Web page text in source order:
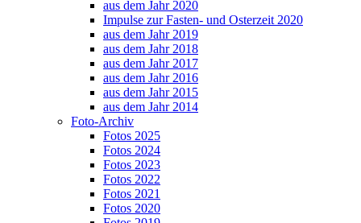
aus dem Jahr 2020
Impulse zur Fasten- und Osterzeit 2020
aus dem Jahr 2019
aus dem Jahr 2018
aus dem Jahr 2017
aus dem Jahr 2016
aus dem Jahr 2015
aus dem Jahr 2014
Foto-Archiv
Fotos 2025
Fotos 2024
Fotos 2023
Fotos 2022
Fotos 2021
Fotos 2020